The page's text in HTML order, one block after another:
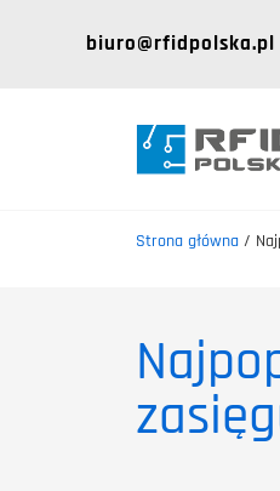
biuro@rfidpolska.pl
Strona główna /